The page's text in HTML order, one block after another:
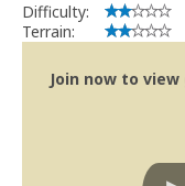
Difficulty:
Terrain:
Join now to